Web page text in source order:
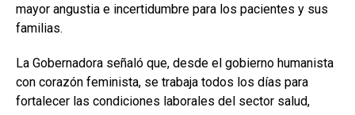
mayor angustia e incertidumbre para los pacientes y sus
familias.
La Gobernadora señaló que, desde el gobierno humanista
con corazón feminista, se trabaja todos los días para
fortalecer las condiciones laborales del sector salud,